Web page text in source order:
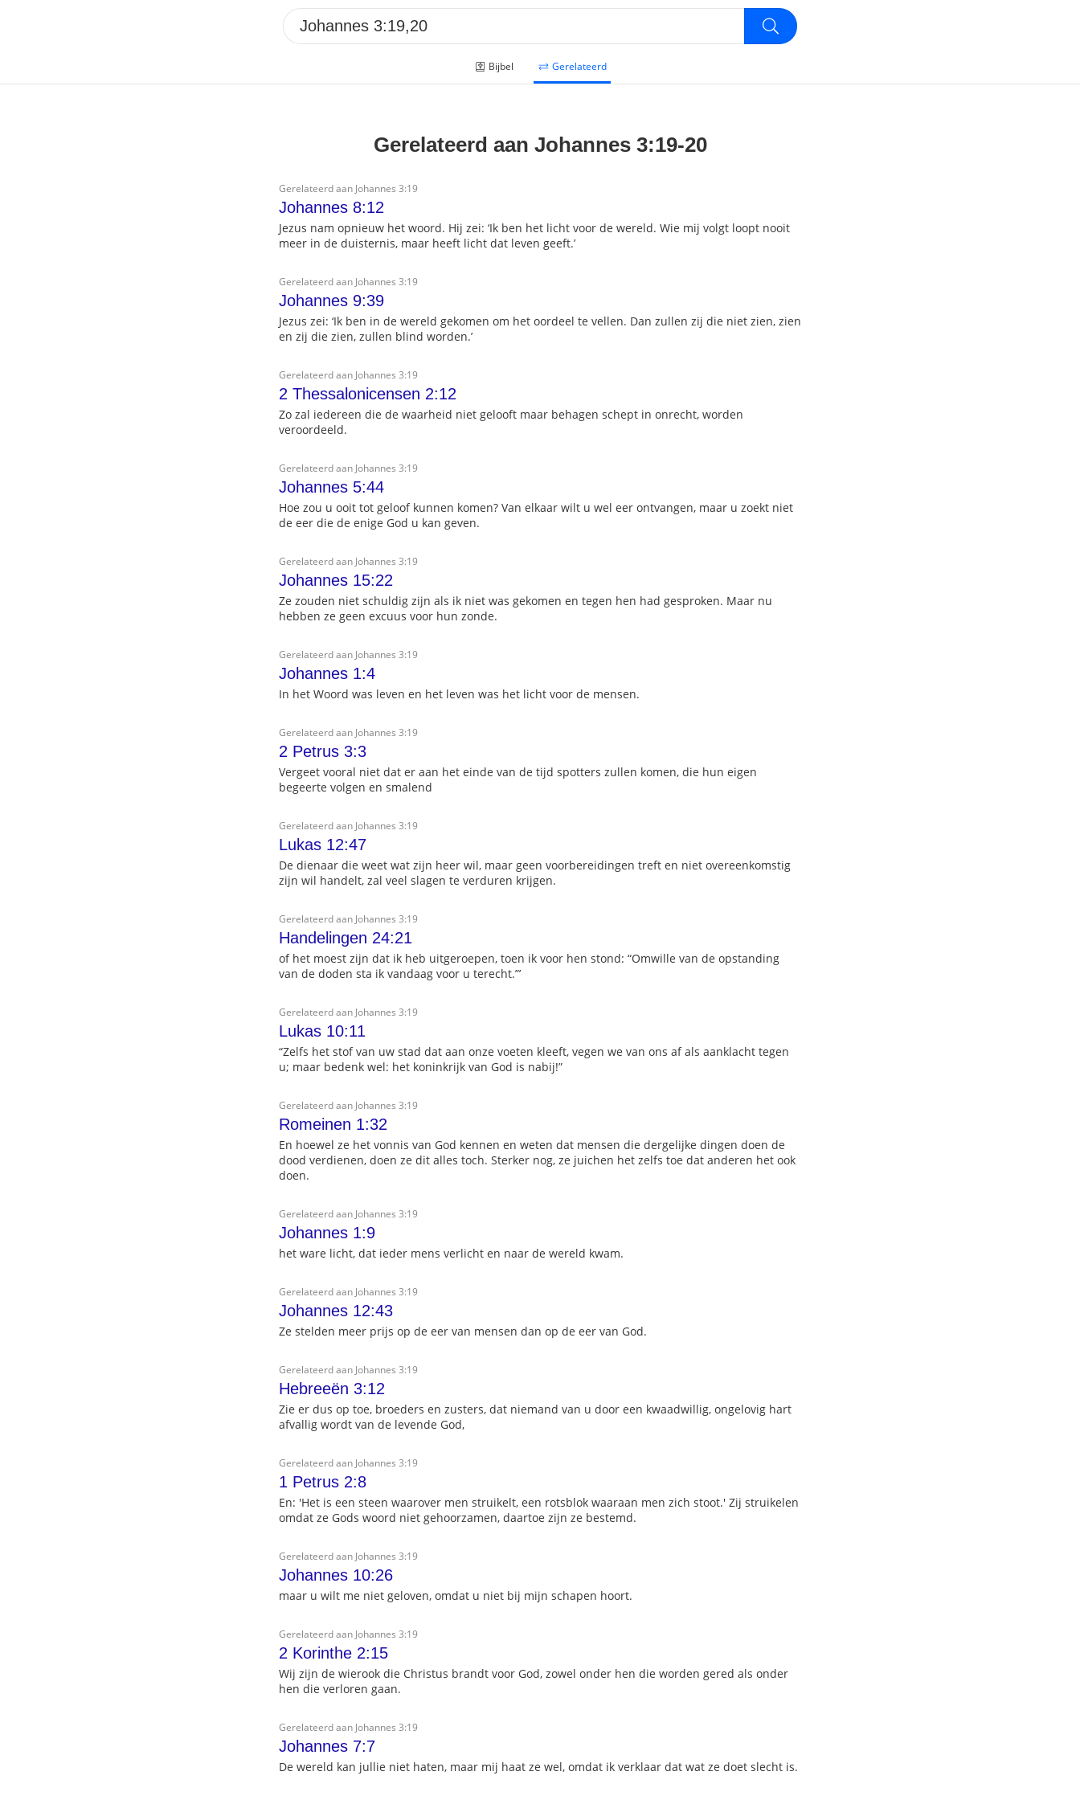
Bijbel Gerelateerd
Gerelateerd aan Johannes 3:19-20
Gerelateerd aan Johannes 3:19
Johannes 8:12
Jezus nam opnieuw het woord. Hij zei: ‘Ik ben het licht voor de wereld. Wie mij volgt loopt nooit
meer in de duisternis, maar heeft licht dat leven geeft.’
Gerelateerd aan Johannes 3:19
Johannes 9:39
Jezus zei: ‘Ik ben in de wereld gekomen om het oordeel te vellen. Dan zullen zij die niet zien, zien
en zij die zien, zullen blind worden.’
Gerelateerd aan Johannes 3:19
2 Thessalonicensen 2:12
Zo zal iedereen die de waarheid niet gelooft maar behagen schept in onrecht, worden
veroordeeld.
Gerelateerd aan Johannes 3:19
Johannes 5:44
Hoe zou u ooit tot geloof kunnen komen? Van elkaar wilt u wel eer ontvangen, maar u zoekt niet
de eer die de enige God u kan geven.
Gerelateerd aan Johannes 3:19
Johannes 15:22
Ze zouden niet schuldig zijn als ik niet was gekomen en tegen hen had gesproken. Maar nu
hebben ze geen excuus voor hun zonde.
Gerelateerd aan Johannes 3:19
Johannes 1:4
In het Woord was leven en het leven was het licht voor de mensen.
Gerelateerd aan Johannes 3:19
2 Petrus 3:3
Vergeet vooral niet dat er aan het einde van de tijd spotters zullen komen, die hun eigen
begeerte volgen en smalend
Gerelateerd aan Johannes 3:19
Lukas 12:47
De dienaar die weet wat zijn heer wil, maar geen voorbereidingen treft en niet overeenkomstig
zijn wil handelt, zal veel slagen te verduren krijgen.
Gerelateerd aan Johannes 3:19
Handelingen 24:21
of het moest zijn dat ik heb uitgeroepen, toen ik voor hen stond: “Omwille van de opstanding
van de doden sta ik vandaag voor u terecht.”’
Gerelateerd aan Johannes 3:19
Lukas 10:11
“Zelfs het stof van uw stad dat aan onze voeten kleeft, vegen we van ons af als aanklacht tegen
u; maar bedenk wel: het koninkrijk van God is nabij!”
Gerelateerd aan Johannes 3:19
Romeinen 1:32
En hoewel ze het vonnis van God kennen en weten dat mensen die dergelijke dingen doen de
dood verdienen, doen ze dit alles toch. Sterker nog, ze juichen het zelfs toe dat anderen het ook
doen.
Gerelateerd aan Johannes 3:19
Johannes 1:9
het ware licht, dat ieder mens verlicht en naar de wereld kwam.
Gerelateerd aan Johannes 3:19
Johannes 12:43
Ze stelden meer prijs op de eer van mensen dan op de eer van God.
Gerelateerd aan Johannes 3:19
Hebreeën 3:12
Zie er dus op toe, broeders en zusters, dat niemand van u door een kwaadwillig, ongelovig hart
afvallig wordt van de levende God,
Gerelateerd aan Johannes 3:19
1 Petrus 2:8
En: 'Het is een steen waarover men struikelt, een rotsblok waaraan men zich stoot.' Zij struikelen
omdat ze Gods woord niet gehoorzamen, daartoe zijn ze bestemd.
Gerelateerd aan Johannes 3:19
Johannes 10:26
maar u wilt me niet geloven, omdat u niet bij mijn schapen hoort.
Gerelateerd aan Johannes 3:19
2 Korinthe 2:15
Wij zijn de wierook die Christus brandt voor God, zowel onder hen die worden gered als onder
hen die verloren gaan.
Gerelateerd aan Johannes 3:19
Johannes 7:7
De wereld kan jullie niet haten, maar mij haat ze wel, omdat ik verklaar dat wat ze doet slecht is.